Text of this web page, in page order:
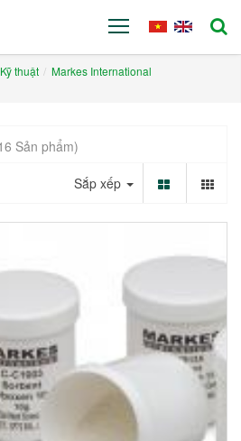
thuật
Markes International
Sản phẩm)
Sắp xếp